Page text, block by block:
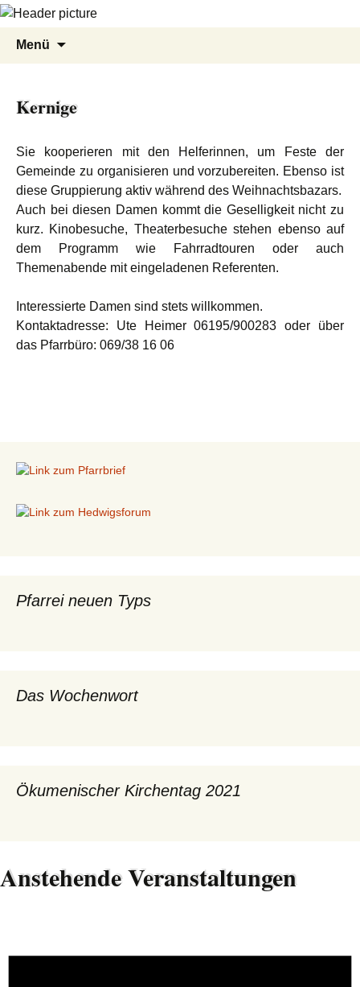
Menü
Kernige
Sie kooperieren mit den Helferinnen, um Feste der
Gemeinde zu organisieren und vorzubereiten. Ebenso ist
diese Gruppierung aktiv während des Weihnachtsbazars.
Auch bei diesen Damen kommt die Geselligkeit nicht zu
kurz. Kinobesuche, Theaterbesuche stehen ebenso auf
dem Programm wie Fahrradtouren oder auch
Themenabende mit eingeladenen Referenten.
Interessierte Damen sind stets willkommen.
Kontaktadresse: Ute Heimer 06195/900283 oder über
das Pfarrbüro: 069/38 16 06
Pfarrei neuen Typs
Das Wochenwort
Ökumenischer Kirchentag 2021
Anstehende Veranstaltungen